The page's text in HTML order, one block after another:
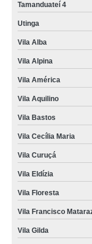
Tamanduateí 4
Utinga
Vila Alba
Vila Alpina
Vila América
Vila Aquilino
Vila Bastos
Vila Cecília Maria
Vila Curuçá
Vila Eldízia
Vila Floresta
Vila Francisco
Vila Gilda